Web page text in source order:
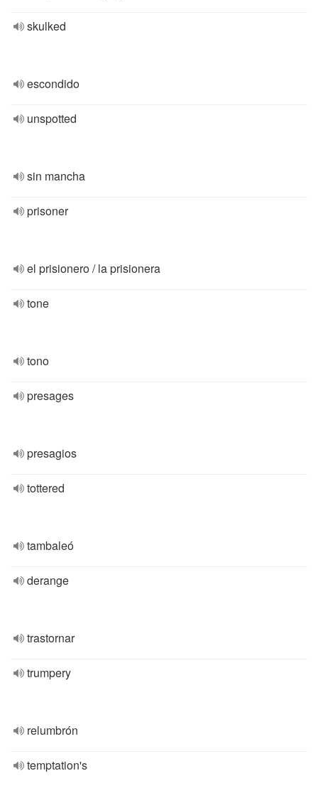
skulked
escondido
unspotted
sin mancha
prisoner
el prisionero / la prisionera
tone
tono
presages
presagios
tottered
tambaleó
derange
trastornar
trumpery
relumbrón
temptation's